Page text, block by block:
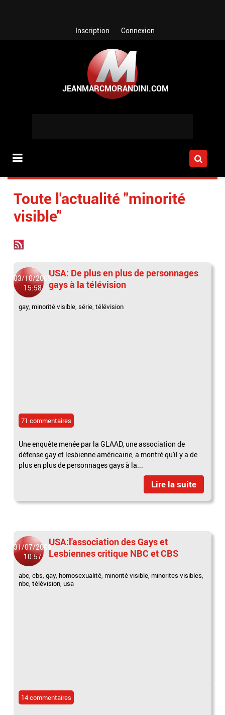
Inscription Connexion
Toute l'actualité "minorité
visible"
03/10/2009
15:58
USA: De plus en plus de personnages
gays à la télévision
gay, minorité visible,série,télévision
71 commentaires
Une enquête menée par la GLAAD, une association de
défense gay et lesbienne américaine, a montré qu'il y a de
plus en plus de personnages gays à la...
Lire la suite
31/07/2009
10:57
USA:l'association des Gays et
Lesbiennes critique NBC et CBS
abc,cbs,gay, homosexualité, minorité visible, minorites visibles,
nbc,télévision,usa
14 commentaires